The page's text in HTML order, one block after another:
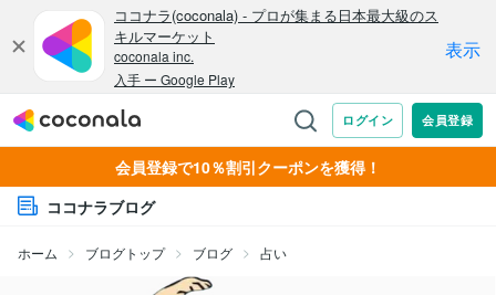
会員登録で10％割引クーポンを獲得！
ココナラブログ
ホーム ブログトップ ブログ 占い